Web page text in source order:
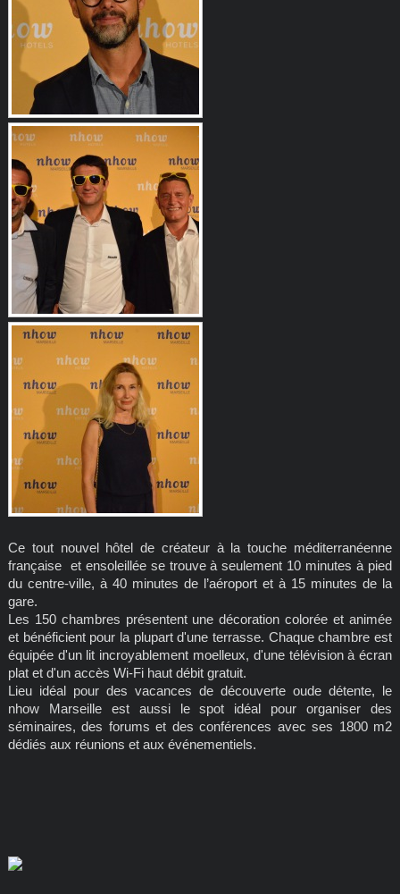
Ce tout nouvel hôtel de créateur à la touche méditerranéenne
française et ensoleillée se trouve à seulement 10 minutes à pied
du centre-ville, à 40 minutes de l’aéroport et à 15 minutes de la
gare.
Les 150 chambres présentent une décoration colorée et animée
et bénéficient pour la plupart d'une terrasse. Chaque chambre est
équipée d'un lit incroyablement moelleux, d'une télévision à écran
plat et d'un accès Wi-Fi haut débit gratuit.
Lieu idéal pour des vacances de découverte oude détente, le
nhow Marseille est aussi le spot idéal pour organiser des
séminaires, des forums et des conférences avec ses 1800 m2
dédiés aux réunions et aux événementiels.